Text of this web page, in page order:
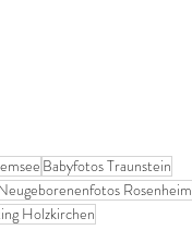
Babyfotos Traunstein
Rosenheim
Holzkirchen